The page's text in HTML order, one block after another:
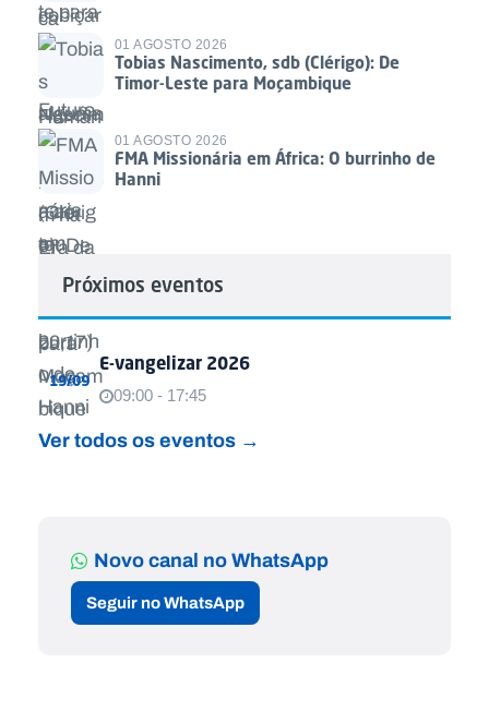
01 AGOSTO 2026
Tobias Nascimento, sdb (Clérigo): De
Timor-Leste para Moçambique
01 AGOSTO 2026
FMA Missionária em África: O burrinho de
Hanni
Próximos eventos
19/09
E-vangelizar 2026
09:00 - 17:45
Ver todos os eventos →
Novo canal no WhatsApp
Seguir no WhatsApp